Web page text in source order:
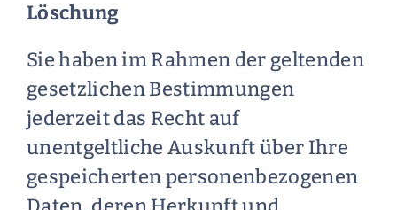
Löschung
Sie haben im Rahmen der geltenden
gesetzlichen Bestimmungen
jederzeit das Recht auf
unentgeltliche Auskunft über Ihre
gespeicherten personenbezogenen